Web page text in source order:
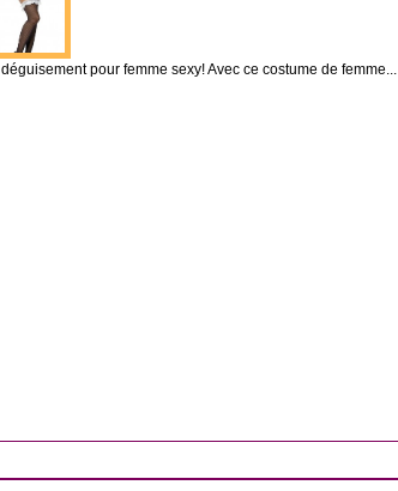
pour femme sexy! Avec ce costume de femme...